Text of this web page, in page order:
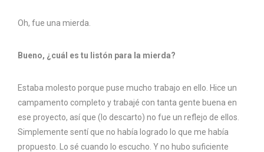
Oh, fue una mierda.
Bueno, ¿cuál es tu listón para la mierda?
Estaba molesto porque puse mucho trabajo en ello. Hice un
campamento completo y trabajé con tanta gente buena en
ese proyecto, así que (lo descarto) no fue un reflejo de ellos.
Simplemente sentí que no había logrado lo que me había
propuesto. Lo sé cuando lo escucho. Y no hubo suficiente